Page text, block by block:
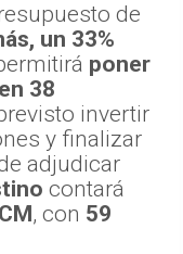
de
un 33%
poner
38
invertir
y finalizar
adjudicar
contará
, con 59